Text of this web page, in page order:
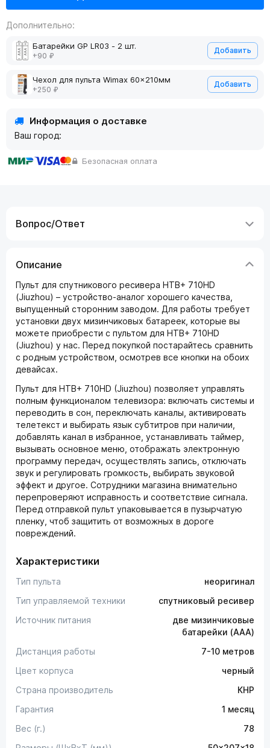
Дополнительно:
Батарейки GP LR03 - 2 шт.
+90 ₽
Добавить
Чехол для пульта Wimax 60x210мм
+250 ₽
Добавить
Информация о доставке
Ваш город:
Безопасная оплата
Вопрос/Ответ
Описание
Пульт для спутникового ресивера НТВ+ 710HD
(Jiuzhou) – устройство-аналог хорошего качества,
выпущенный сторонним заводом. Для работы требует
установки двух мизинчиковых батареек, которые вы
можете приобрести с пультом для НТВ+ 710HD
(Jiuzhou) у нас. Перед покупкой постарайтесь сравнить
с родным устройством, осмотрев все кнопки на обоих
девайсах.
Пульт для НТВ+ 710HD (Jiuzhou) позволяет управлять
полным функционалом телевизора: включать системы и
переводить в сон, переключать каналы, активировать
телетекст и выбирать язык субтитров при наличии,
добавлять канал в избранное, устанавливать таймер,
вызывать основное меню, отображать электронную
программу передач, осуществлять запись, отключать
звук и регулировать громкость, выбирать звуковой
эффект и другое. Сотрудники магазина внимательно
перепроверяют исправность и соответствие сигнала.
Перед отправкой пульт упаковывается в пузырчатую
пленку, чтоб защитить от возможных в дороге
повреждений.
Характеристики
Тип пульта
неоригинал
Тип управляемой техники
спутниковый ресивер
Источник питания
две мизинчиковые
батарейки (AAA)
Дистанция работы
7-10 метров
Цвет корпуса
черный
Страна производитель
КНР
Гарантия
1 месяц
Вес (г.)
78